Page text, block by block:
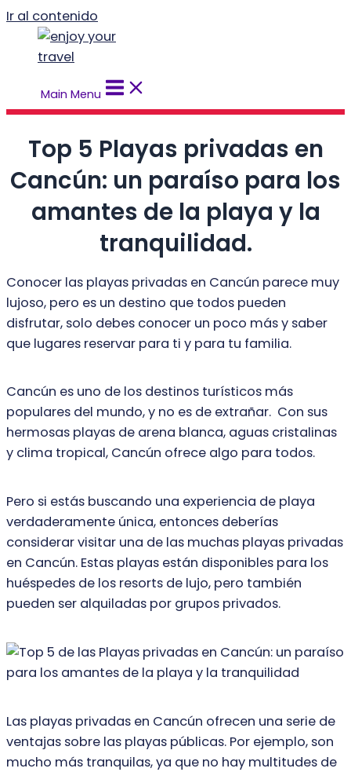
Ir al contenido
Main Menu
Top 5 Playas privadas en
Cancún: un paraíso para los
amantes de la playa y la
tranquilidad.
Conocer las playas privadas en Cancún parece muy
lujoso, pero es un destino que todos pueden
disfrutar, solo debes conocer un poco más y saber
que lugares reservar para ti y para tu familia.
Cancún es uno de los destinos turísticos más
populares del mundo, y no es de extrañar. Con sus
hermosas playas de arena blanca, aguas cristalinas
y clima tropical, Cancún ofrece algo para todos.
Pero si estás buscando una experiencia de playa
verdaderamente única, entonces deberías
considerar visitar una de las muchas playas privadas
en Cancún. Estas playas están disponibles para los
huéspedes de los resorts de lujo, pero también
pueden ser alquiladas por grupos privados.
Las playas privadas en Cancún ofrecen una serie de
ventajas sobre las playas públicas. Por ejemplo, son
mucho más tranquilas, ya que no hay multitudes de